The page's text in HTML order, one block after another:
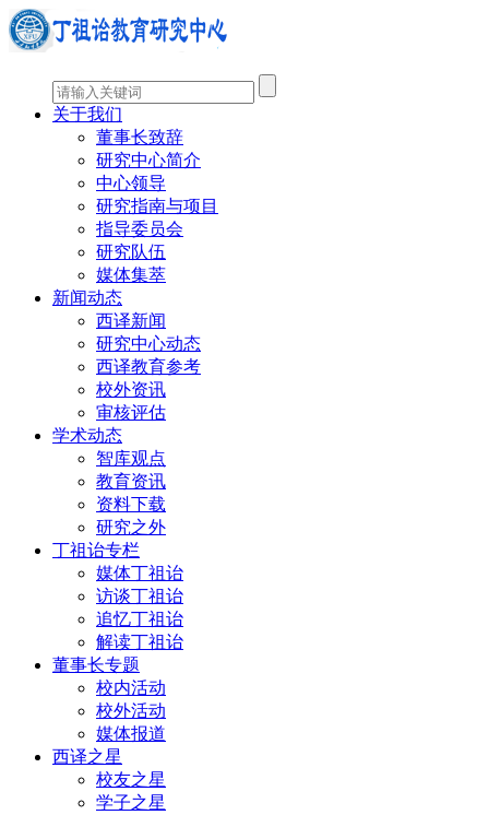
关于我们
董事长致辞
研究中心简介
中心领导
研究指南与项目
指导委员会
研究队伍
媒体集萃
新闻动态
西译新闻
研究中心动态
西译教育参考
校外资讯
审核评估
学术动态
智库观点
教育资讯
资料下载
研究之外
丁祖诒专栏
媒体丁祖诒
访谈丁祖诒
追忆丁祖诒
解读丁祖诒
董事长专题
校内活动
校外活动
媒体报道
西译之星
校友之星
学子之星